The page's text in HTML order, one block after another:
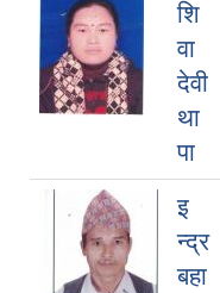
शि
वा
देवी
था
पा
इ
न्द्र
बहा